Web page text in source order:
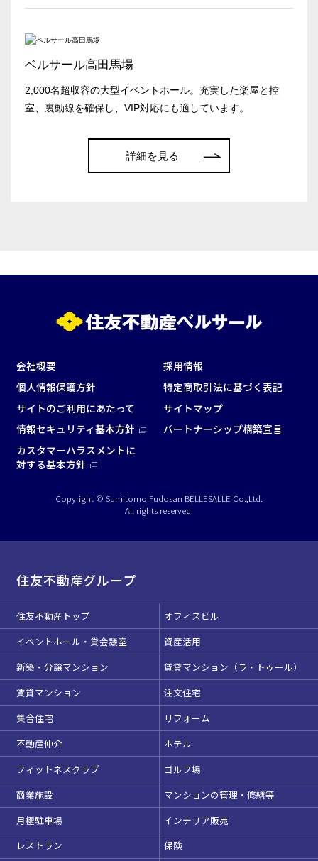
ベルサール高田馬場
2,000名超収容の大型イベントホール。充実した楽屋と控
室、裏動線を確保し、VIP対応にも適しています。
詳細を見る
会社概要
採用情報
個人情報保護方針
特定商取引法に基づく表記
サイトのご利用にあたって
サイトマップ
情報セキュリティ基本方針
パートナーシップ構築宣言
カスタマーハラスメントに
対する基本方針
Copyright © Sumitomo Fudosan BELLESALLE Co.,Ltd.
All rights reserved.
住友不動産グループ
住友不動産トップ
オフィスビル
イベントホール・貸会議室
資産活用
新築・分譲マンション
賃貸マンション（ラ・トゥール）
賃貸マンション
注文住宅
集合住宅
リフォーム
不動産仲介
ホテル
フィットネスクラブ
ゴルフ場
商業施設
マンションの管理・修繕等
月極駐車場
インテリア販売
レストラン
保険